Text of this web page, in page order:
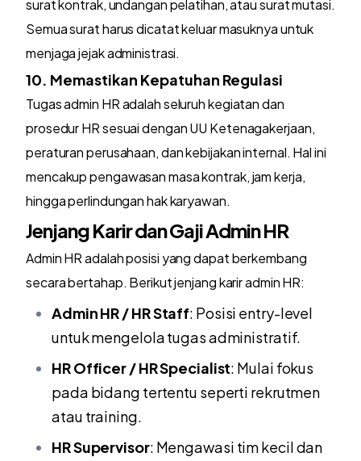
surat kontrak, undangan pelatihan, atau surat mutasi.
Semua surat harus dicatat keluar masuknya untuk
menjaga jejak administrasi.
10. Memastikan Kepatuhan Regulasi
Tugas admin HR adalah seluruh kegiatan dan
prosedur HR sesuai dengan UU Ketenagakerjaan,
peraturan perusahaan, dan kebijakan internal. Hal ini
mencakup pengawasan masa kontrak, jam kerja,
hingga perlindungan hak karyawan.
Jenjang Karir dan Gaji Admin HR
Admin HR adalah posisi yang dapat berkembang
secara bertahap. Berikut jenjang karir admin HR:
Admin HR / HR Staff: Posisi entry-level
untuk mengelola tugas administratif.
HR Officer / HR Specialist: Mulai fokus
pada bidang tertentu seperti rekrutmen
atau training.
HR Supervisor: Mengawasi tim kecil dan